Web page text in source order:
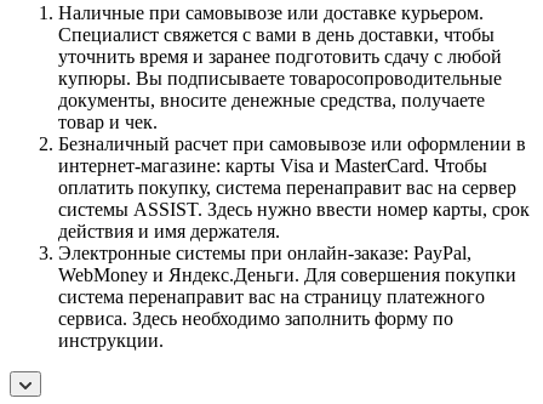
Наличные при самовывозе или доставке курьером.
Специалист свяжется с вами в день доставки, чтобы
уточнить время и заранее подготовить сдачу с любой
купюры. Вы подписываете товаросопроводительные
документы, вносите денежные средства, получаете
товар и чек.
Безналичный расчет при самовывозе или оформлении в
интернет-магазине: карты Visa и MasterCard. Чтобы
оплатить покупку, система перенаправит вас на сервер
системы ASSIST. Здесь нужно ввести номер карты, срок
действия и имя держателя.
Электронные системы при онлайн-заказе: PayPal,
WebMoney и Яндекс.Деньги. Для совершения покупки
система перенаправит вас на страницу платежного
сервиса. Здесь необходимо заполнить форму по
инструкции.